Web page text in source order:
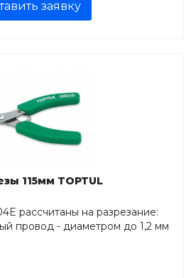
заявку
115мм TOPTUL
рассчитаны на разрезание:
провод - диаметром до 1,2 мм